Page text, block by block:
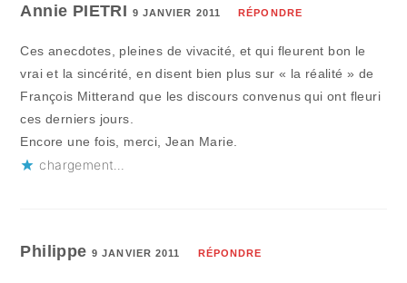
Annie PIETRI 9 JANVIER 2011 RÉPONDRE
Ces anecdotes, pleines de vivacité, et qui fleurent bon le
vrai et la sincérité, en disent bien plus sur « la réalité » de
François Mitterand que les discours convenus qui ont fleuri
ces derniers jours.
Encore une fois, merci, Jean Marie.
chargement…
Philippe9 JANVIER 2011 RÉPONDRE